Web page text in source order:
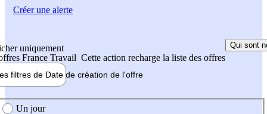
uniquement
France Travail Cette action recharge la liste des offres
Qui sont
filtres de Date de création de l'offre
création de l'offre
Un jour
Créer une alerte